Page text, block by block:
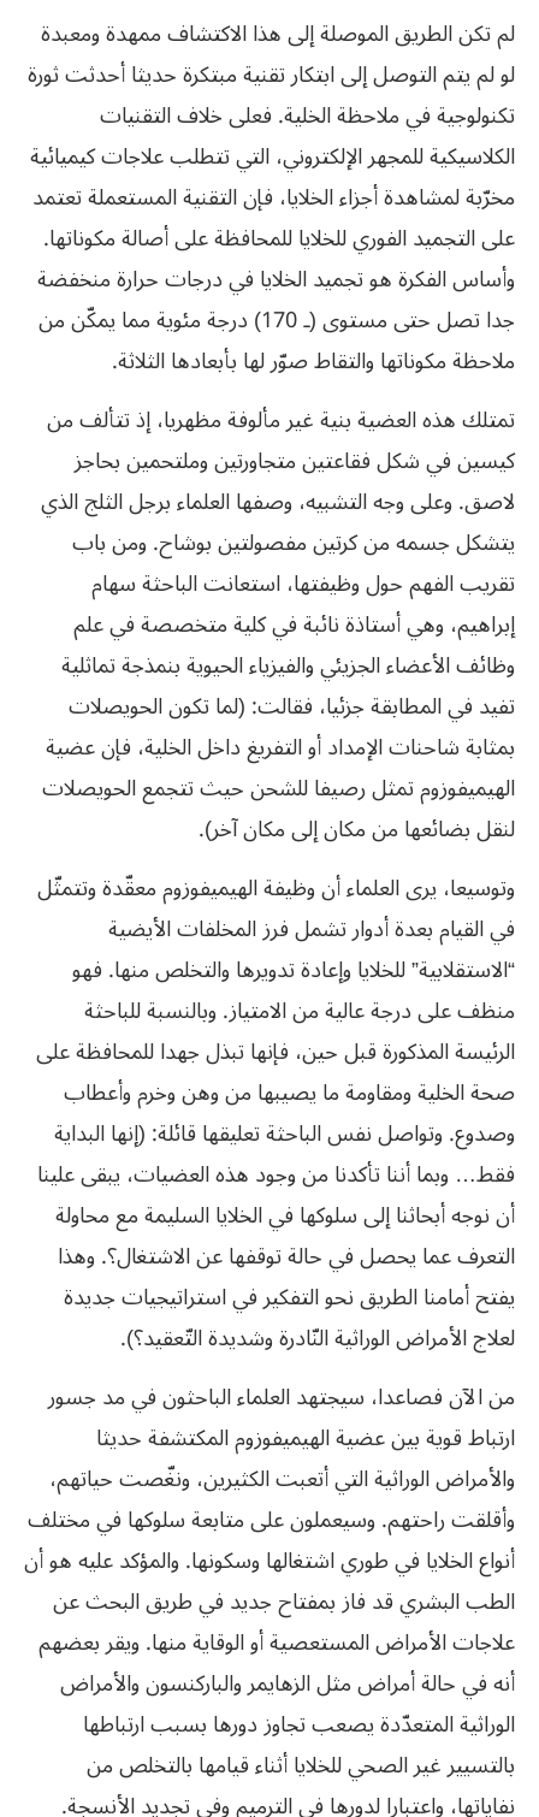
لم تكن الطريق الموصلة إلى هذا الاكتشاف ممهدة ومعبدة
لو لم يتم التوصل إلى ابتكار تقنية مبتكرة حديثا أحدثت ثورة
تكنولوجية في ملاحظة الخلية. فعلى خلاف التقنيات
الكلاسيكية للمجهر الإلكتروني، التي تتطلب علاجات كيميائية
مخرّبة لمشاهدة أجزاء الخلايا، فإن التقنية المستعملة تعتمد
على التجميد الفوري للخلايا للمحافظة على أصالة مكوناتها.
وأساس الفكرة هو تجميد الخلايا في درجات حرارة منخفضة
جدا تصل حتى مستوى (ـ 170) درجة مئوية مما يمكّن من
ملاحظة مكوناتها والتقاط صوّر لها بأبعادها الثلاثة.
تمتلك هذه العضية بنية غير مألوفة مظهريا، إذ تتألف من
كيسين في شكل فقاعتين متجاورتين وملتحمين بحاجز
لاصق. وعلى وجه التشبيه، وصفها العلماء برجل الثلج الذي
يتشكل جسمه من كرتين مفصولتين بوشاح. ومن باب
تقريب الفهم حول وظيفتها، استعانت الباحثة سهام
إبراهيم، وهي أستاذة نائبة في كلية متخصصة في علم
وظائف الأعضاء الجزيئي والفيزياء الحيوية بنمذجة تماثلية
تفيد في المطابقة جزئيا، فقالت: (لما تكون الحويصلات
بمثابة شاحنات الإمداد أو التفريغ داخل الخلية، فإن عضية
الهيميفوزوم تمثل رصيفا للشحن حيث تتجمع الحويصلات
لنقل بضائعها من مكان إلى مكان آخر).
وتوسيعا، يرى العلماء أن وظيفة الهيميفوزوم معقّدة وتتمثّل
في القيام بعدة أدوار تشمل فرز المخلفات الأيضية
“الاستقلابية” للخلايا وإعادة تدويرها والتخلص منها. فهو
منظف على درجة عالية من الامتياز. وبالنسبة للباحثة
الرئيسة المذكورة قبل حين، فإنها تبذل جهدا للمحافظة على
صحة الخلية ومقاومة ما يصيبها من وهن وخرم وأعطاب
وصدوع. وتواصل نفس الباحثة تعليقها قائلة: (إنها البداية
فقط… وبما أننا تأكدنا من وجود هذه العضيات، يبقى علينا
أن نوجه أبحاثنا إلى سلوكها في الخلايا السليمة مع محاولة
التعرف عما يحصل في حالة توقفها عن الاشتغال؟. وهذا
يفتح أمامنا الطريق نحو التفكير في استراتيجيات جديدة
لعلاج الأمراض الوراثية النّادرة وشديدة التّعقيد؟).
من الآن فصاعدا، سيجتهد العلماء الباحثون في مد جسور
ارتباط قوية بين عضية الهيميفوزوم المكتشفة حديثا
والأمراض الوراثية التي أتعبت الكثيرين، ونغّصت حياتهم،
وأقلقت راحتهم. وسيعملون على متابعة سلوكها في مختلف
أنواع الخلايا في طوري اشتغالها وسكونها. والمؤكد عليه هو أن
الطب البشري قد فاز بمفتاح جديد في طريق البحث عن
علاجات الأمراض المستعصية أو الوقاية منها. ويقر بعضهم
أنه في حالة أمراض مثل الزهايمر والباركنسون والأمراض
الوراثية المتعدّدة يصعب تجاوز دورها بسبب ارتباطها
بالتسيير غير الصحي للخلايا أثناء قيامها بالتخلص من
نفاياتها، واعتبارا لدورها في الترميم وفي تجديد الأنسجة.